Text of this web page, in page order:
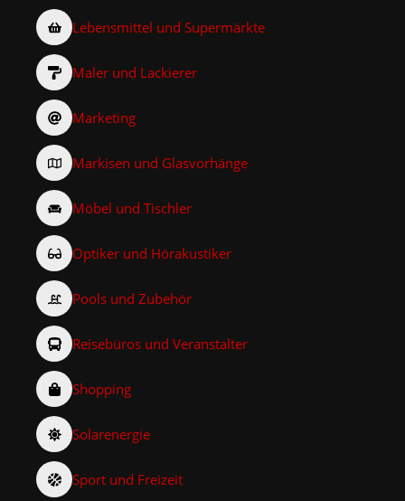
Lebensmittel und Supermärkte
Maler und Lackierer
Marketing
Markisen und Glasvorhänge
Möbel und Tischler
Optiker und Hörakustiker
Pools und Zubehör
Reisebüros und Veranstalter
Shopping
Solarenergie
Sport und Freizeit